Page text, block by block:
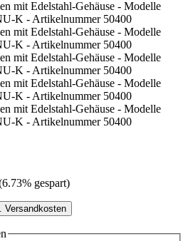
gespart)
Versandkosten